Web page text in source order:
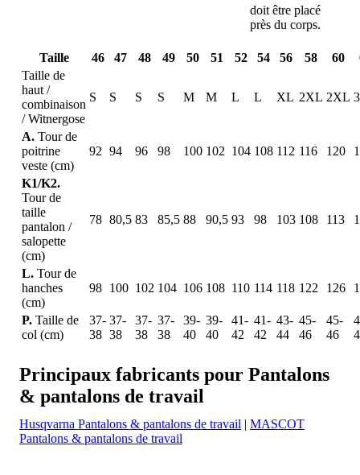
doit être placé
près du corps.
Taille 46 47 48 49 50 51 52 54 56 58 60
Taille de
haut /
combinaison
/ Witnergose
S S S S M M L L XL 2XL 2XL
A. Tour de
poitrine
veste (cm)
92 94 96 98 100 102 104 108 112 116 120
K1/K2.
Tour de
taille
pantalon /
salopette
(cm)
78 80,5 83 85,5 88 90,5 93 98 103 108 113
L. Tour de
hanches
(cm)
98 100 102 104 106 108 110 114 118 122 126
P. Taille de
col (cm)
37-
38
37-
38
37-
38
37-
38
39-
40
39-
40
41-
42
41-
42
43-
44
45-
46
45-
46
Principaux fabricants pour Pantalons
& pantalons de travail
Husqvarna Pantalons & pantalons de travail | MASCOT
Pantalons & pantalons de travail